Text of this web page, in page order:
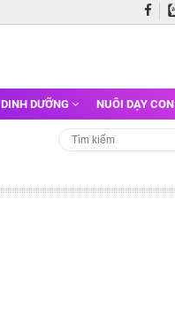
DINH DƯỠNG NUÔI DẠY CON